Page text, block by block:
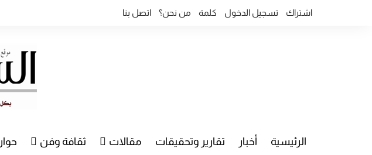
اشتراك تسجيل الدخول كلمة من نحن؟ اتصل بنا
الرئيسية أخبار تقارير وتحقيقات مقالات ثقافة وفن حوار